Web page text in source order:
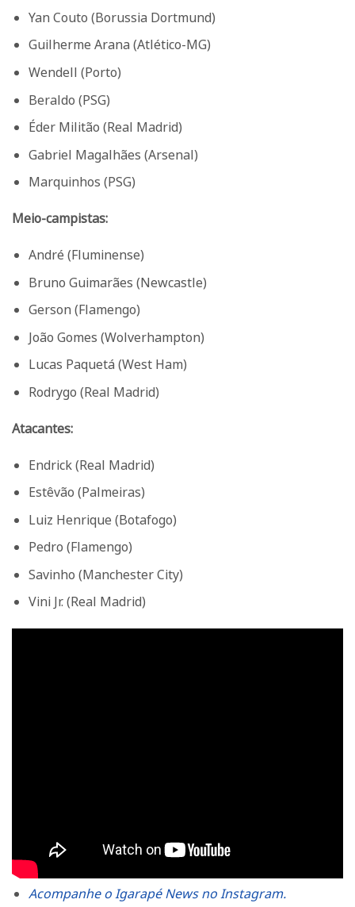
Yan Couto (Borussia Dortmund)
Guilherme Arana (Atlético-MG)
Wendell (Porto)
Beraldo (PSG)
Éder Militão (Real Madrid)
Gabriel Magalhães (Arsenal)
Marquinhos (PSG)
Meio-campistas:
André (Fluminense)
Bruno Guimarães (Newcastle)
Gerson (Flamengo)
João Gomes (Wolverhampton)
Lucas Paquetá (West Ham)
Rodrygo (Real Madrid)
Atacantes:
Endrick (Real Madrid)
Estêvão (Palmeiras)
Luiz Henrique (Botafogo)
Pedro (Flamengo)
Savinho (Manchester City)
Vini Jr. (Real Madrid)
Acompanhe o Igarapé News no Instagram.